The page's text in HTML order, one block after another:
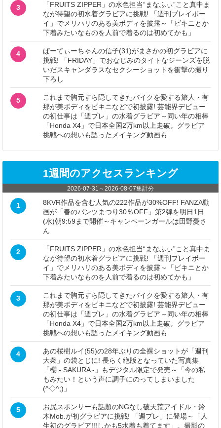
3
「FRUITS ZIPPER」の水色担当“まなふぃ”こと真中ま
なが待望の初水着グラビアに挑戦! 「週刊プレイボー
イ」でメリハリのある美ボディを披露～「ビキニとか
下着みたいなものを人前で着るのは初めてかも」
4
ぱーてぃーちゃんの信子(31)がまさかの初グラビアに
挑戦! 「FRIDAY」でおなじみのタイトなジーンズを脱
いだスキャンダラスなセクシーショットを衝撃の撮り
下ろし
5
これまで胸元すら隠してきたバイクを愛する旅人・有
那が美ボディをビキニなどで初披露! 芸能界デビュー
の初仕事は「週プレ」の水着グラビア～同い年の相棒
「Honda X4」で日本全国2万km以上走破。グラビア
挑戦への想いも語ったメイキング動画も
1週間のアクセスランキング
2026-07-31 ～2026-08-07集計分
1
8KVR作品を含む人気の222作品が30%OFF! FANZA動
画が「春のパンツまつり30％OFF」第2弾を明日1日
(水)朝9:59まで開催～キャンペーンガールは田野憂さ
ん
2
「FRUITS ZIPPER」の水色担当“まなふぃ”こと真中ま
なが待望の初水着グラビアに挑戦! 「週刊プレイボー
イ」でメリハリのある美ボディを披露～「ビキニとか
下着みたいなものを人前で着るのは初めてかも」
3
これまで胸元すら隠してきたバイクを愛する旅人・有
那が美ボディをビキニなどで初披露! 芸能界デビュー
の初仕事は「週プレ」の水着グラビア～同い年の相棒
「Honda X4」で日本全国2万km以上走破。グラビア
挑戦への想いも語ったメイキング動画も
4
あの桜樹ルイ(55)の28年ぶりの全裸ショットが「週刊
大衆」の袋とじに! 長らく絶版となっていた写真集
「櫻 - SAKURA -」もデジタル限定で発売～「今の私
もみたい！という声に調子にのってしまいました
(^◇^;)」
5
お尻スポンサーも話題のNGなし破天荒アイドル・鈴
木Mob.が初グラビアに挑戦! 「週プレ」に登場～「人
生初のグラビア!!!しかも5水着も着てます」。撮影の